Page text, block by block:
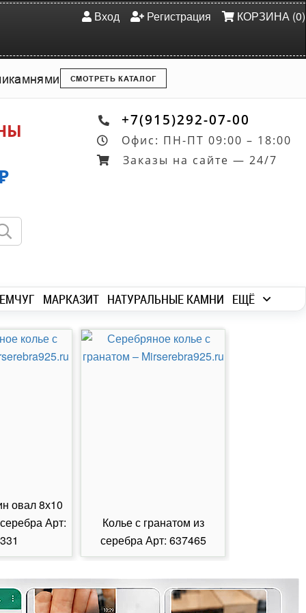
Вход Регистрация КОРЗИНА (0)
камнями СМОТРЕТЬ КАТАЛОГ
+7(915)292-07-00
Офис: ПН-ПТ 09:00 – 18:00
Заказы на сайте — 24/7
МАРКАЗИТ НАТУРАЛЬНЫЕ КАМНИ ЕЩЁ
овал 8х10
Арт:
Колье с гранатом из
серебра Арт: 637465